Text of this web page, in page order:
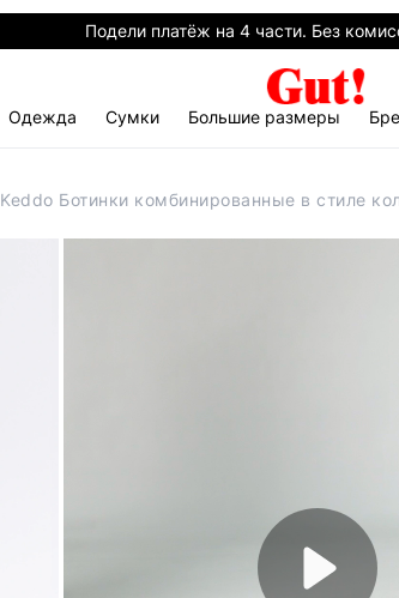
Подели платёж на 4 части. Без
Одежда Сумки Большие размеры
Keddo Ботинки комбинированные в стиле